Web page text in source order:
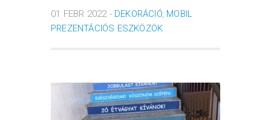
01 FEBR 2022 - DEKORÁCIÓ, MOBIL
PREZENTÁCIÓS ESZKÖZÖK